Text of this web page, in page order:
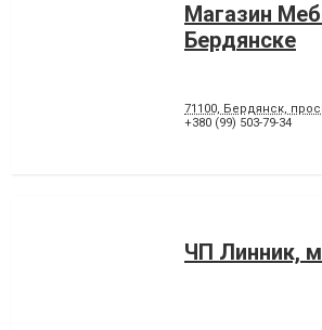
Магазин
Бердянске
71100, Бердянск,
+380 (99) 503-79-34
ЧП Линник,